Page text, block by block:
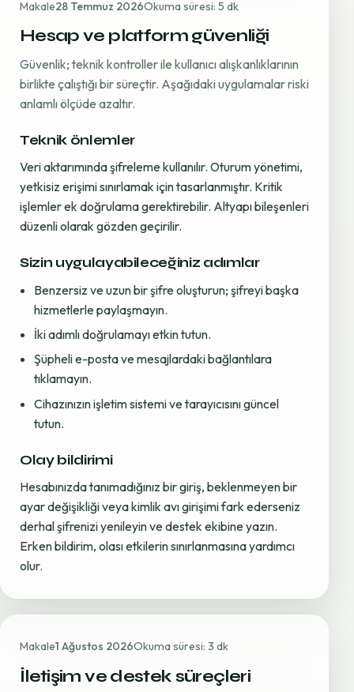
Makale28 Temmuz 2026Okuma süresi: 5 dk
Hesap ve platform güvenliği
Güvenlik; teknik kontroller ile kullanıcı alışkanlıklarının
birlikte çalıştığı bir süreçtir. Aşağıdaki uygulamalar riski
anlamlı ölçüde azaltır.
Teknik önlemler
Veri aktarımında şifreleme kullanılır. Oturum yönetimi,
yetkisiz erişimi sınırlamak için tasarlanmıştır. Kritik
işlemler ek doğrulama gerektirebilir. Altyapı bileşenleri
düzenli olarak gözden geçirilir.
Sizin uygulayabileceğiniz adımlar
Benzersiz ve uzun bir şifre oluşturun; şifreyi başka
hizmetlerle paylaşmayın.
İki adımlı doğrulamayı etkin tutun.
Şüpheli e-posta ve mesajlardaki bağlantılara
tıklamayın.
Cihazınızın işletim sistemi ve tarayıcısını güncel
tutun.
Olay bildirimi
Hesabınızda tanımadığınız bir giriş, beklenmeyen bir
ayar değişikliği veya kimlik avı girişimi fark ederseniz
derhal şifrenizi yenileyin ve destek ekibine yazın.
Erken bildirim, olası etkilerin sınırlanmasına yardımcı
olur.
Makale1 Ağustos 2026Okuma süresi: 3 dk
İletişim ve destek süreçleri